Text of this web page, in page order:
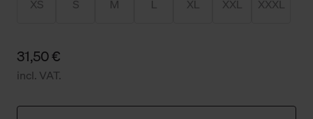
XS S M L XL XXL XXXL
31,50 €
incl. VAT.